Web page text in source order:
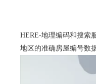
HERE-地理编码和搜索
地区的准确房屋编号数